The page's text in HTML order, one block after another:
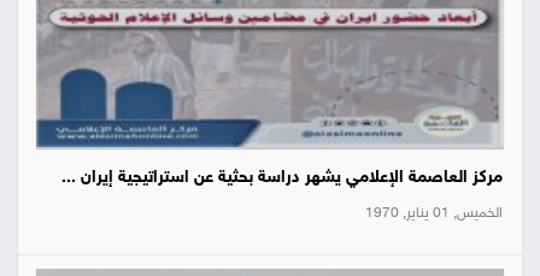
مركز العاصمة الإعلامي يشهر دراسة بحثية عن استراتيجية إيران ...
الخميس, 01 يناير, 1970